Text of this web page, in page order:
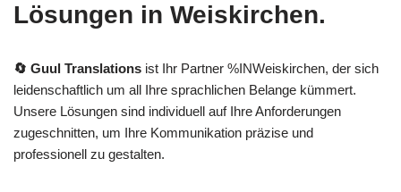
Lösungen in Weiskirchen.
🔄 Guul Translations ist Ihr Partner %INWeiskirchen, der sich
leidenschaftlich um all Ihre sprachlichen Belange kümmert.
Unsere Lösungen sind individuell auf Ihre Anforderungen
zugeschnitten, um Ihre Kommunikation präzise und
professionell zu gestalten.